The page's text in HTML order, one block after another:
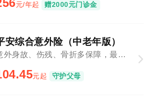
元/年起 赠2000元门诊金
安综合意外险（中老年版）
意外身故、伤残、骨折多保障，最高80周岁可投
元起 守护父母